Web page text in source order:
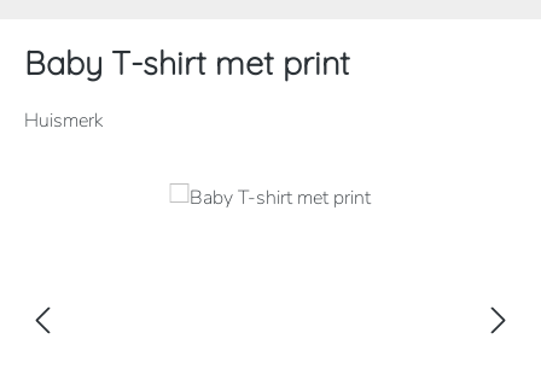
Baby T-shirt met print
Huismerk
Afbeeldingengalerij overslaan